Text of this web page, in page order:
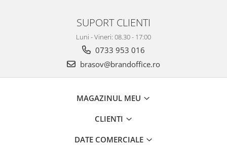
SUPORT CLIENTI
Luni - Vineri: 08.30 - 17:00
0733 953 016
brasov@brandoffice.ro
MAGAZINUL MEU
CLIENTI
DATE COMERCIALE